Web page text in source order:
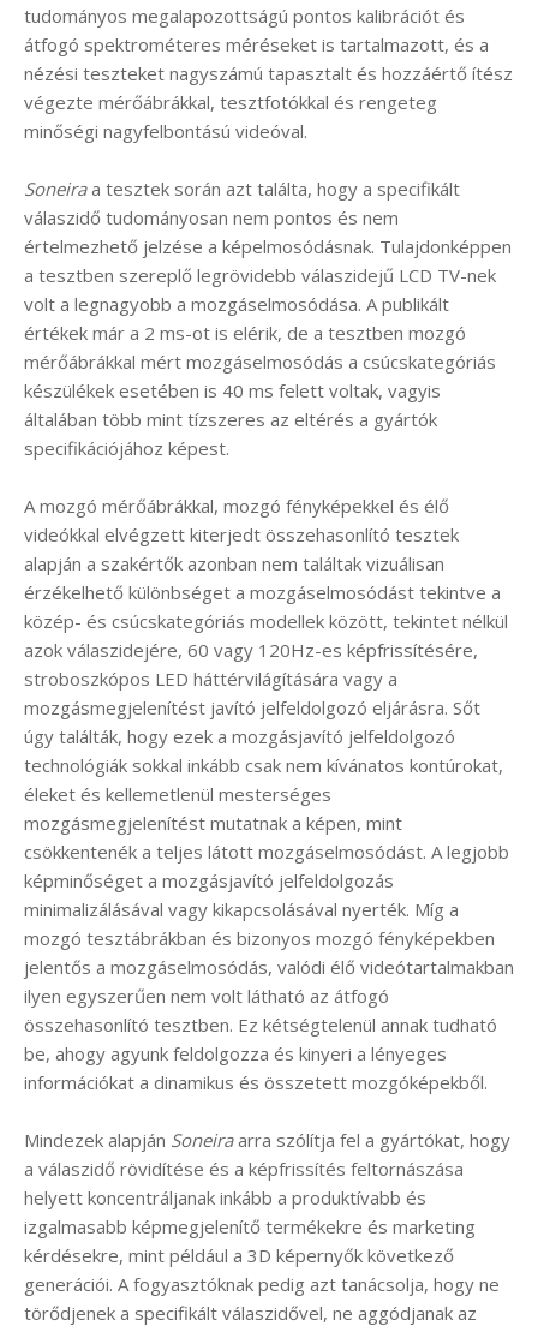
tudományos megalapozottságú pontos kalibrációt és
átfogó spektrométeres méréseket is tartalmazott, és a
nézési teszteket nagyszámú tapasztalt és hozzáértő ítész
végezte mérőábrákkal, tesztfotókkal és rengeteg
minőségi nagyfelbontású videóval.
Soneiraa tesztek során azt találta, hogy a specifikált
válaszidő tudományosan nem pontos és nem
értelmezhető jelzése a képelmosódásnak. Tulajdonképpen
a tesztben szereplő legrövidebb válaszidejű LCD TV-nek
volt a legnagyobb a mozgáselmosódása. A publikált
értékek már a 2 ms-ot is elérik, de a tesztben mozgó
mérőábrákkal mért mozgáselmosódás a csúcskategóriás
készülékek esetében is 40 ms felett voltak, vagyis
általában több mint tízszeres az eltérés a gyártók
specifikációjához képest.
A mozgó mérőábrákkal, mozgó fényképekkel és élő
videókkal elvégzett kiterjedt összehasonlító tesztek
alapján a szakértők azonban nem találtak vizuálisan
érzékelhető különbséget a mozgáselmosódást tekintve a
közép- és csúcskategóriás modellek között, tekintet nélkül
azok válaszidejére, 60 vagy 120Hz-es képfrissítésére,
stroboszkópos LED háttérvilágítására vagy a
mozgásmegjelenítést javító jelfeldolgozó eljárásra. Sőt
úgy találták, hogy ezek a mozgásjavító jelfeldolgozó
technológiák sokkal inkább csak nem kívánatos kontúrokat,
éleket és kellemetlenül mesterséges
mozgásmegjelenítést mutatnak a képen, mint
csökkentenék a teljes látott mozgáselmosódást. A legjobb
képminőséget a mozgásjavító jelfeldolgozás
minimalizálásával vagy kikapcsolásával nyerték. Míg a
mozgó tesztábrákban és bizonyos mozgó fényképekben
jelentős a mozgáselmosódás, valódi élő videótartalmakban
ilyen egyszerűen nem volt látható az átfogó
összehasonlító tesztben. Ez kétségtelenül annak tudható
be, ahogy agyunk feldolgozza és kinyeri a lényeges
információkat a dinamikus és összetett mozgóképekből.
Mindezek alapján Soneiraarra szólítja fel a gyártókat, hogy
a válaszidő rövidítése és a képfrissítés feltornászása
helyett koncentráljanak inkább a produktívabb és
izgalmasabb képmegjelenítő termékekre és marketing
kérdésekre, mint például a 3D képernyők következő
generációi. A fogyasztóknak pedig azt tanácsolja, hogy ne
törődjenek a specifikált válaszidővel, ne aggódjanak az